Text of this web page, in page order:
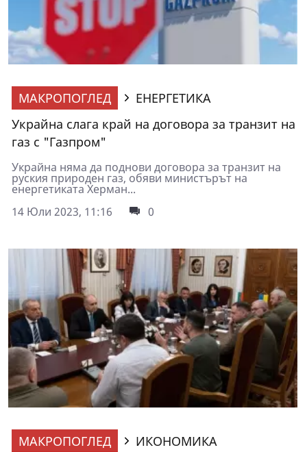
МАКРОПОГЛЕД
ЕНЕРГЕТИКА
Украйна слага край на договора за транзит на
газ с "Газпром"
Украйна няма да поднови договора за транзит на
руския природен газ, обяви министърът на
енергетиката Херман...
14 Юли 2023, 11:16
0
МАКРОПОГЛЕД
ИКОНОМИКА